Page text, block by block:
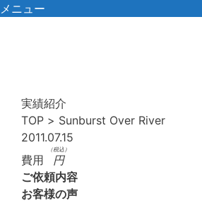
コ
メニュー
実績紹介
TOP > Sunburst Over River
2011.07.15
費用
円
（税込）
ご依頼内容
お客様の声